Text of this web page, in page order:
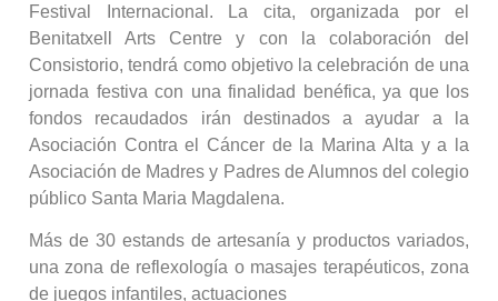
Festival Internacional. La cita, organizada por el
Benitatxell Arts Centre y con la colaboración del
Consistorio, tendrá como objetivo la celebración de una
jornada festiva con una finalidad benéfica, ya que los
fondos recaudados irán destinados a ayudar a la
Asociación Contra el Cáncer de la Marina Alta y a la
Asociación de Madres y Padres de Alumnos del colegio
público Santa Maria Magdalena.
Más de 30 estands de artesanía y productos variados,
una zona de reflexología o masajes terapéuticos, zona
de juegos infantiles, actuaciones